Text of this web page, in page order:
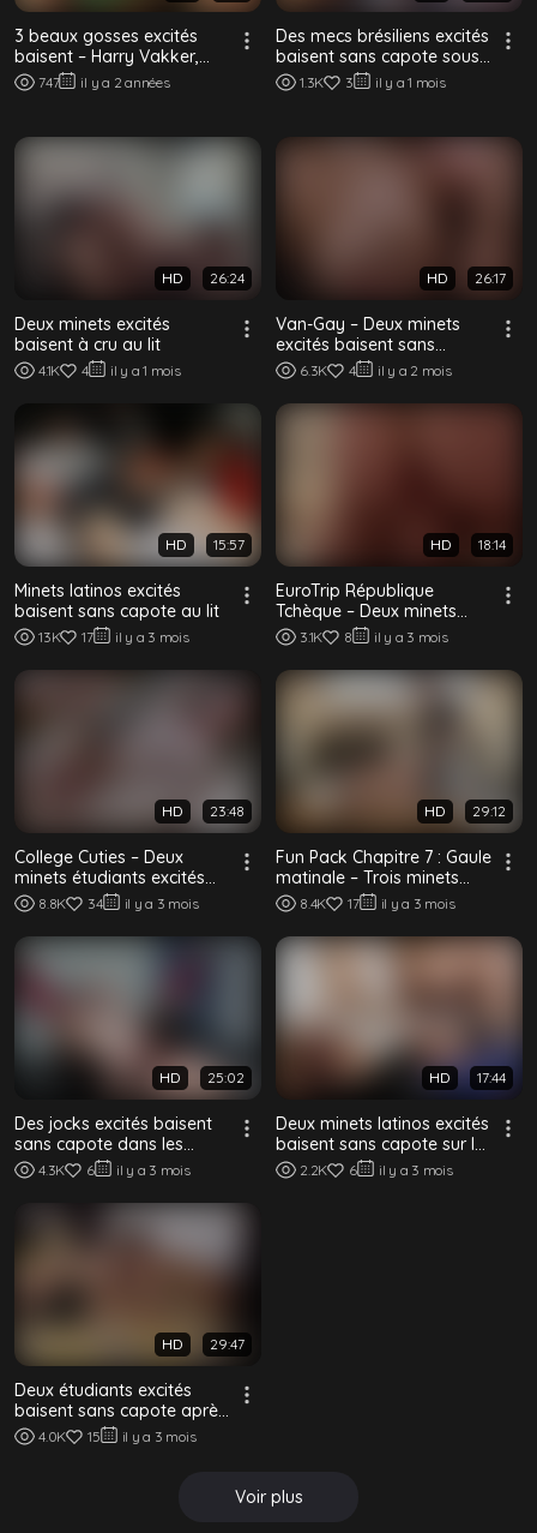
3 beaux gosses excités
baisent – Harry Vakker,
Sam Williams & Yuri
Adamov
747 il y a 2 années
Des mecs brésiliens excités
baisent sans capote sous
le soleil de Rio
1.3K 3 il y a 1 mois
HD 26:24
Deux minets excités
baisent à cru au lit
4.1K 4 il y a 1 mois
HD 26:17
Van-Gay – Deux minets
excités baisent sans
capote à l'arrière d'un van
6.3K 4 il y a 2 mois
HD 15:57
Minets latinos excités
baisent sans capote au lit
13K 17 il y a 3 mois
HD 18:14
EuroTrip République
Tchèque – Deux minets
excités baisent à cru dans
un hôtel de P...
3.1K 8 il y a 3 mois
HD 23:48
College Cuties – Deux
minets étudiants excités
baisent à cru après les
cours
8.8K 34 il y a 3 mois
HD 29:12
Fun Pack Chapitre 7 : Gaule
matinale – Trois minets
excités baisent sans
capote au...
8.4K 17 il y a 3 mois
HD 25:02
Des jocks excités baisent
sans capote dans les
vestiaires après
l'entraînement
4.3K 6 il y a 3 mois
HD 17:44
Deux minets latinos excités
baisent sans capote sur le
lit
2.2K 6 il y a 3 mois
HD 29:47
Deux étudiants excités
baisent sans capote après
les cours dans un plan
torride
4.0K 15 il y a 3 mois
Voir plus